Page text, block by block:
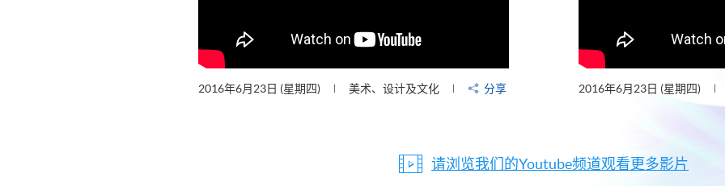
2016年6月23日 (星期四) 美术、设计及文化 分享 2016年6月23日 (星期四)
请浏览我们的Youtube频道观看更多影片